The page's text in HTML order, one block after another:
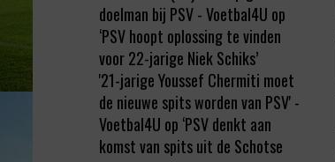
doelman bij PSV - Voetbal4U op
‘PSV hoopt oplossing te vinden
voor 22-jarige Niek Schiks’
'21-jarige Youssef Chermiti moet
de nieuwe spits worden van PSV' -
Voetbal4U op ‘PSV denkt aan
komst van spits uit de Schotse